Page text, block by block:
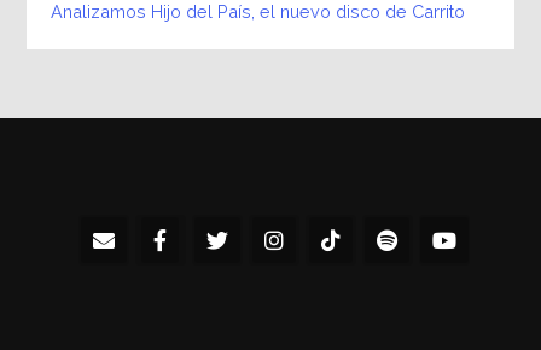
Analizamos Hijo del País, el nuevo disco de Carrito